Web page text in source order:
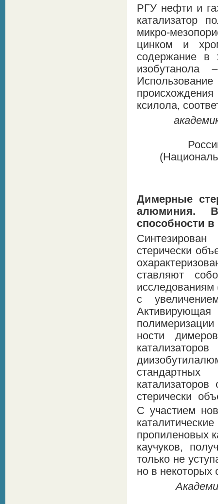
РГУ нефти и
катализатор
микро-
цинком и
содержание в
ксилола,
Димерные
алюминия.
способности
стерически
ставляют
исследованиям
с
ности
стерически
С участием
пропиленовых
каучуков,
только не
но в